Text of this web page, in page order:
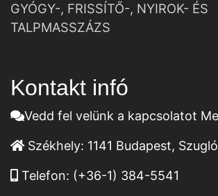
GYÓGY-, FRISSÍTŐ-, NYIROK- ÉS
TALPMASSZÁZS
Kontakt infó
Vedd fel velünk a kapcsolatot
Székhely: 1141 Budapest,
Telefon: (+36-1) 384-5541